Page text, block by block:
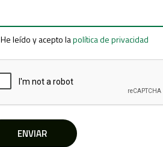
He leído y acepto lapolítica de privacidad